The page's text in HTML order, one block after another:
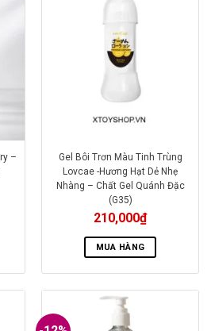
–
Gel Bôi Trơn Màu Tinh Trùng
Lovcae -Hương Hạt Dẻ Nhẹ
Nhàng – Chất Gel Quánh Đặc
(G35)
210,000₫
MUA HÀNG